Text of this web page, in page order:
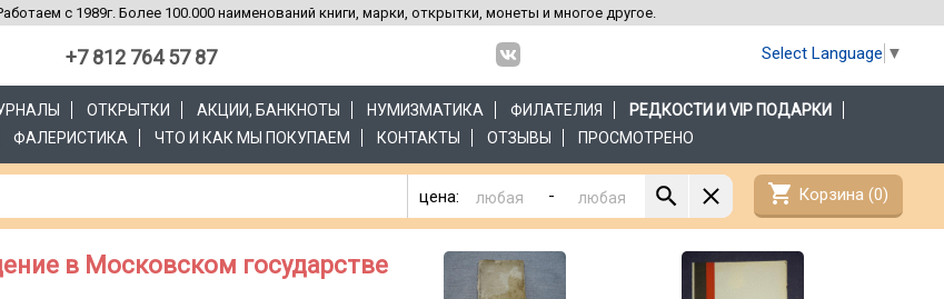
с 1989г. Более 100.000 наименований книги, марки, открытки, монеты и многое другое.
+7 812 764 57 87 Select Language ▼
ОТКРЫТКИ АКЦИИ, БАНКНОТЫ НУМИЗМАТИКА ФИЛАТЕЛИЯ
РЕДКОСТИ И VIP ПОДАРКИ
ФАЛЕРИСТИКА ЧТО И КАК МЫ ПОКУПАЕМ КОНТАКТЫ ОТЗЫВЫ ПРОСМОТРЕНО
цена: - shopping_cart Корзина (0)
в Московском государстве